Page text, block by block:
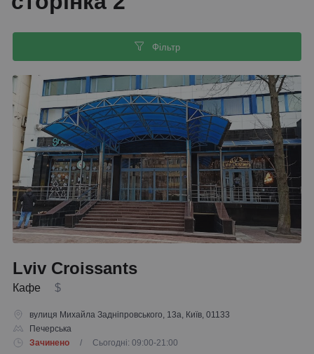
Фільтр
Lviv Croissants
Кафе $
вулиця Михайла Задніпровського, 13а, Київ, 01133
Печерська
Зачинено
/ Сьогодні: 09:00-21:00